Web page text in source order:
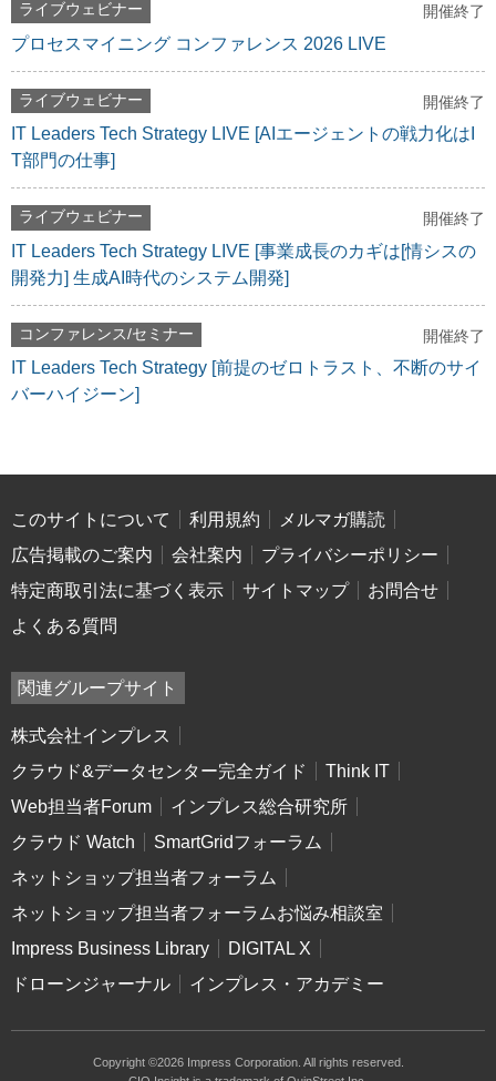
ライブウェビナー 開催終了
プロセスマイニング コンファレンス 2026 LIVE
ライブウェビナー 開催終了
IT Leaders Tech Strategy LIVE [AIエージェントの戦力化はI
T部門の仕事]
ライブウェビナー 開催終了
IT Leaders Tech Strategy LIVE [事業成長のカギは[情シスの
開発力] 生成AI時代のシステム開発]
コンファレンス/セミナー 開催終了
IT Leaders Tech Strategy [前提のゼロトラスト、不断のサイ
バーハイジーン]
このサイトについて 利用規約
メルマガ購読
広告掲載のご案内
会社案内
プライバシーポリシー
特定商取引法に基づく表示
サイトマップ
お問合せ
よくある質問
関連グループサイト
株式会社インプレス
クラウド&データセンター完全ガイド
Think IT
Web担当者Forum
インプレス総合研究所
クラウド Watch
SmartGridフォーラム
ネットショップ担当者フォーラム
ネットショップ担当者フォーラムお悩み相談室
Impress Business Library
DIGITAL X
ドローンジャーナル
インプレス・アカデミー
Copyright ©2026 Impress Corporation. All rights reserved.